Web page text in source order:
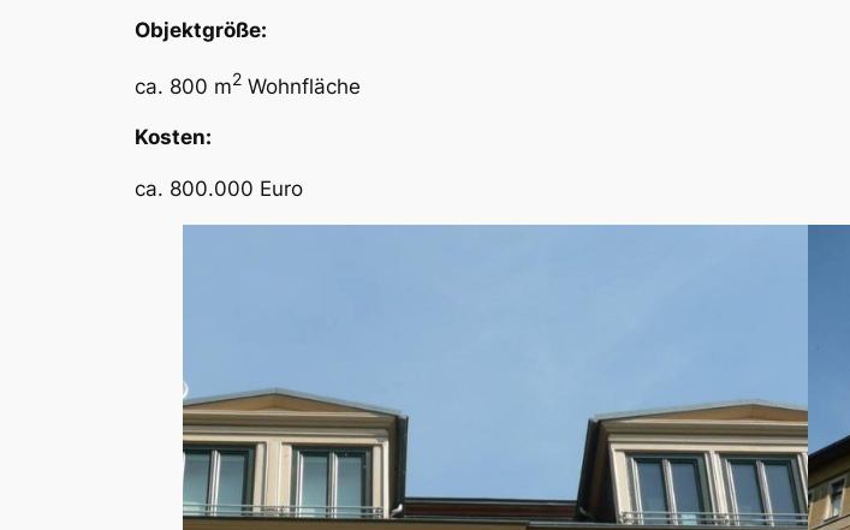
Objektgröße:
ca. 800 m2 Wohnfläche
Kosten:
ca. 800.000 Euro